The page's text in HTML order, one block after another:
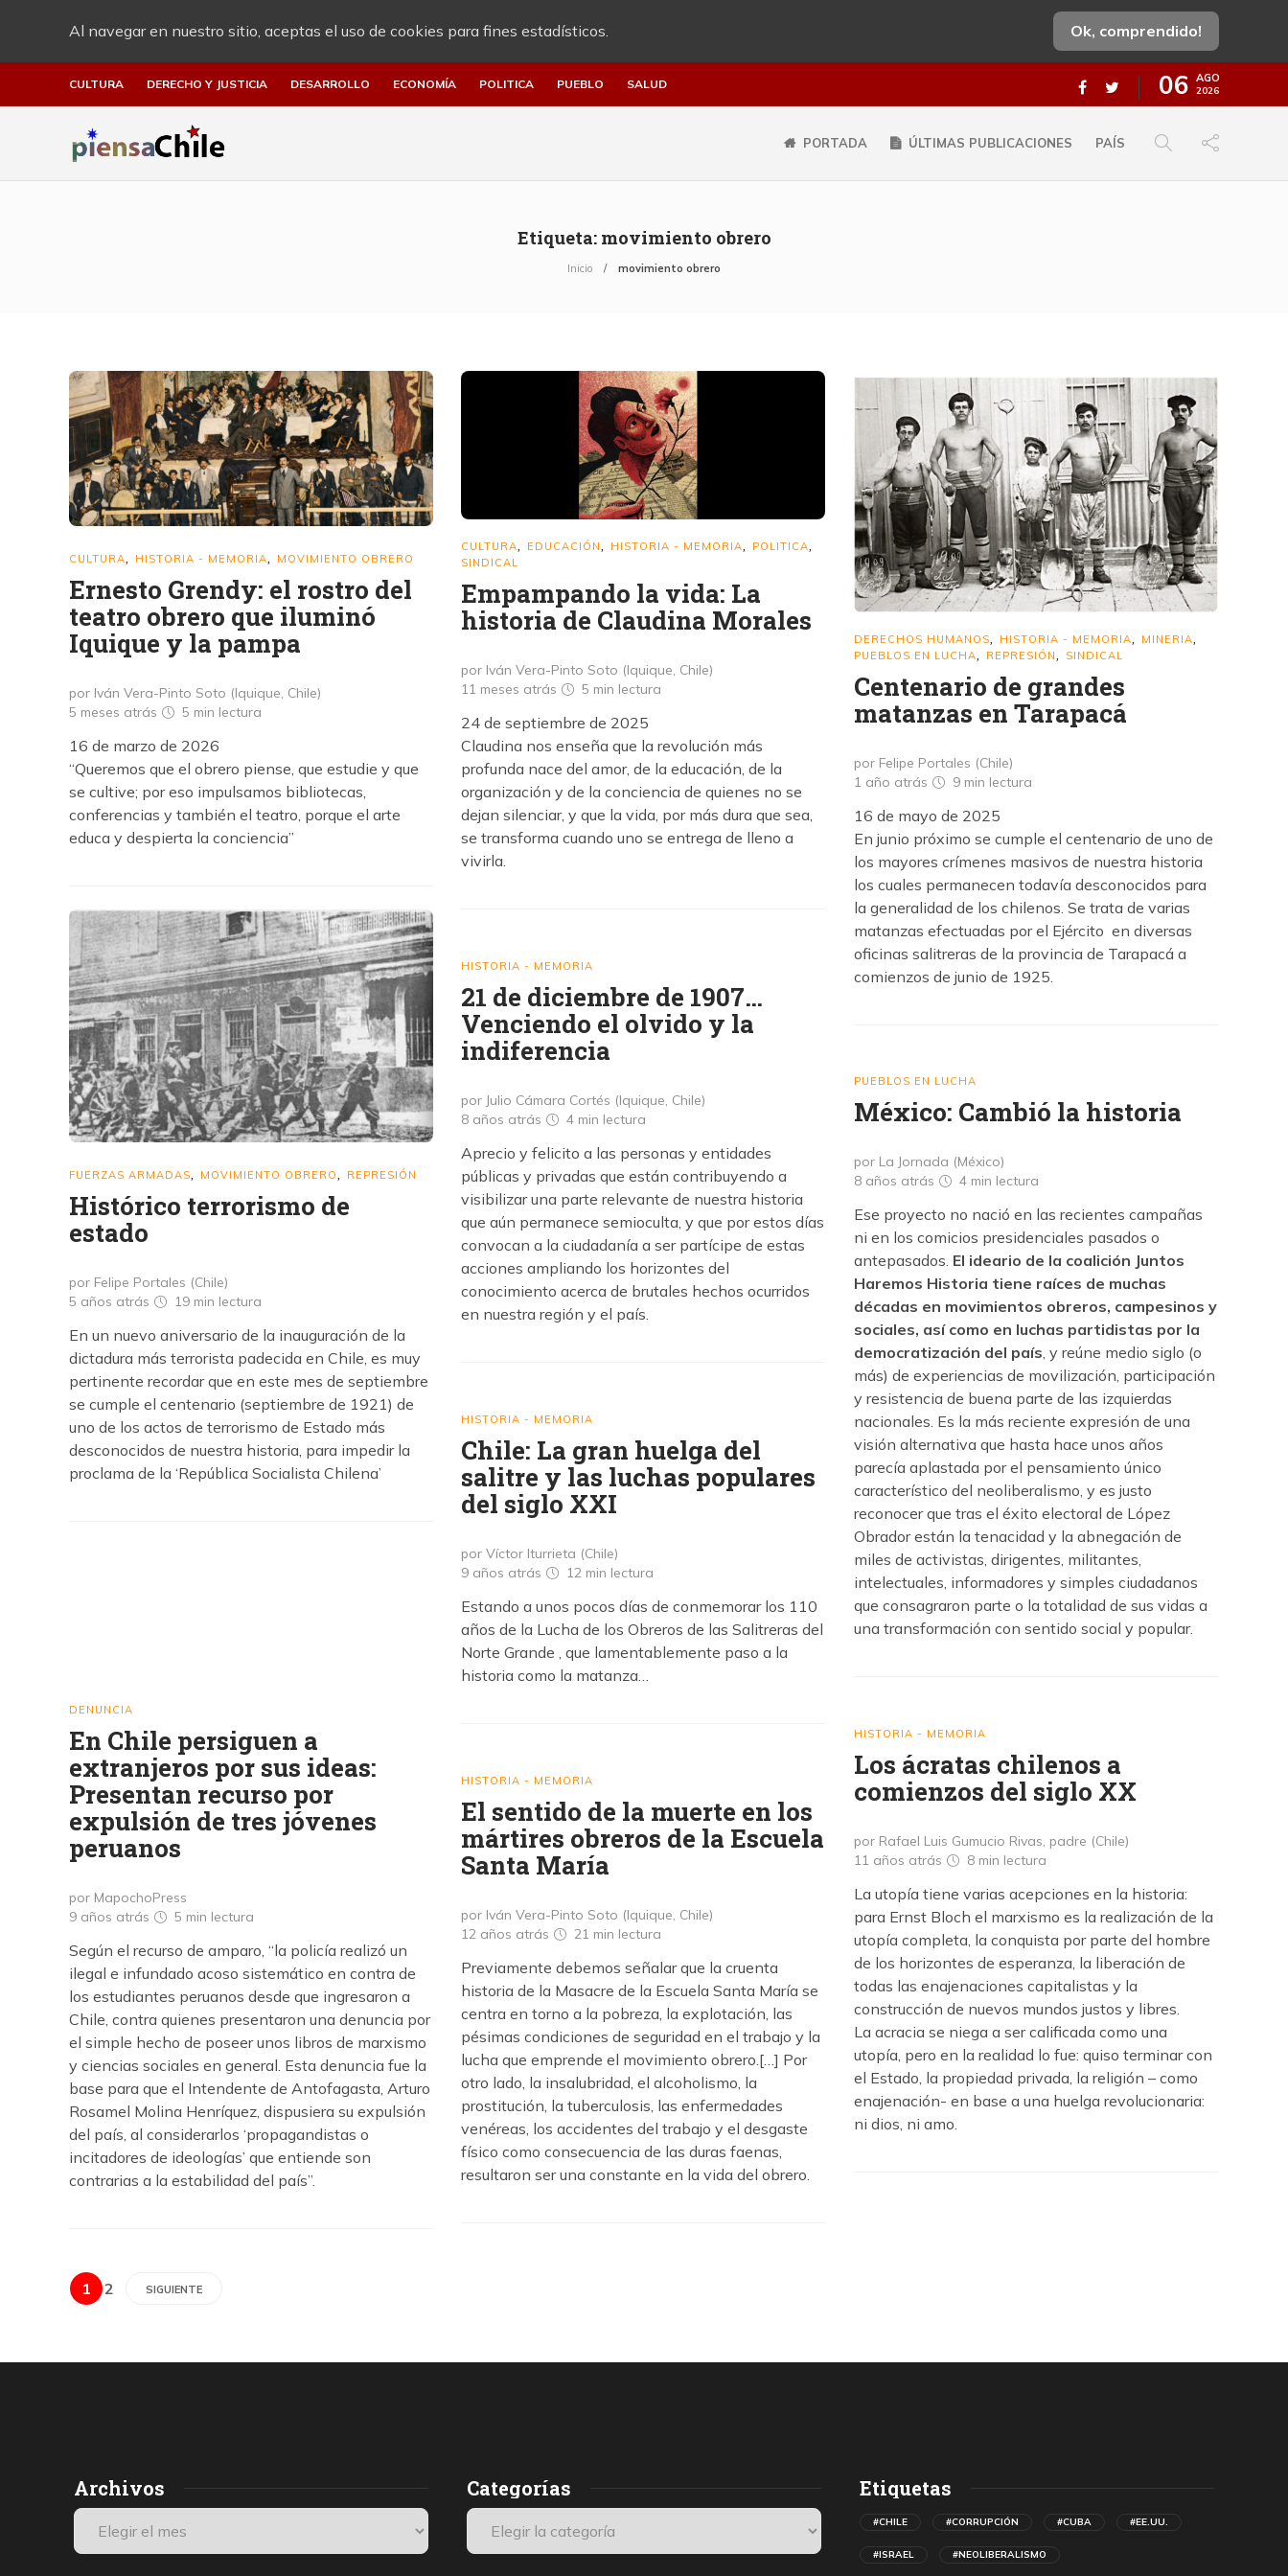
Al navegar en nuestro sitio, aceptas el uso de cookies para fines estadísticos. Ok, comprendido!
CULTURA DERECHO Y JUSTICIA DESARROLLO ECONOMÍA POLITICA PUEBLO SALUD 06 AGO
2026
PORTADA ÚLTIMAS PUBLICACIONES PAÍS
Etiqueta: movimiento obrero
Inicio movimiento obrero
CULTURA HISTORIA - MEMORIA MOVIMIENTO OBRERO
Ernesto Grendy: el rostro del
teatro obrero que iluminó
Iquique y la pampa
por Iván Vera-Pinto Soto (Iquique, Chile)
5 meses atrás
5 min lectura
16 de marzo de 2026
“Queremos que el obrero piense, que estudie y que
se cultive; por eso impulsamos bibliotecas,
conferencias y también el teatro, porque el arte
educa y despierta la conciencia”
CULTURA, EDUCACIÓN, HISTORIA - MEMORIA, POLITICA,
SINDICAL
Empampando la vida: La
historia de Claudina Morales
por Iván Vera-Pinto Soto (Iquique, Chile)
11 meses atrás
5 min lectura
24 de septiembre de 2025
Claudina nos enseña que la revolución más
profunda nace del amor, de la educación, de la
organización y de la conciencia de quienes no se
dejan silenciar, y que la vida, por más dura que sea,
se transforma cuando uno se entrega de lleno a
vivirla.
DERECHOS HUMANOS HISTORIA - MEMORIA MINERIA
PUEBLOS EN LUCHA REPRESIÓN SINDICAL
Centenario de grandes
matanzas en Tarapacá
por Felipe Portales (Chile)
1 año atrás
9 min lectura
16 de mayo de 2025
En junio próximo se cumple el centenario de uno de
los mayores crímenes masivos de nuestra historia
los cuales permanecen todavía desconocidos para
la generalidad de los chilenos. Se trata de varias
matanzas efectuadas por el Ejército en diversas
oficinas salitreras de la provincia de Tarapacá a
comienzos de junio de 1925.
FUERZAS ARMADAS MOVIMIENTO OBRERO REPRESIÓN
Histórico terrorismo de
estado
por Felipe Portales (Chile)
5 años atrás
19 min lectura
En un nuevo aniversario de la inauguración de la
dictadura más terrorista padecida en Chile, es muy
pertinente recordar que en este mes de septiembre
se cumple el centenario (septiembre de 1921) de
uno de los actos de terrorismo de Estado más
desconocidos de nuestra historia, para impedir la
proclama de la ‘República Socialista Chilena’
HISTORIA - MEMORIA
21 de diciembre de 1907…
Venciendo el olvido y la
indiferencia
por Julio Cámara Cortés (Iquique, Chile)
8 años atrás
4 min lectura
Aprecio y felicito a las personas y entidades
públicas y privadas que están contribuyendo a
visibilizar una parte relevante de nuestra historia
que aún permanece semioculta, y que por estos días
convocan a la ciudadanía a ser partícipe de estas
acciones ampliando los horizontes del
conocimiento acerca de brutales hechos ocurridos
en nuestra región y el país.
PUEBLOS EN LUCHA
México: Cambió la historia
por La Jornada (México)
8 años atrás
4 min lectura
Ese proyecto no nació en las recientes campañas
ni en los comicios presidenciales pasados o
antepasados. El ideario de la coalición Juntos
Haremos Historia tiene raíces de muchas
décadas en movimientos obreros, campesinos y
sociales, así como en luchas partidistas por la
democratización del país, y reúne medio siglo (o
más) de experiencias de movilización, participación
y resistencia de buena parte de las izquierdas
nacionales. Es la más reciente expresión de una
visión alternativa que hasta hace unos años
parecía aplastada por el pensamiento único
característico del neoliberalismo, y es justo
reconocer que tras el éxito electoral de López
Obrador están la tenacidad y la abnegación de
miles de activistas, dirigentes, militantes,
intelectuales, informadores y simples ciudadanos
que consagraron parte o la totalidad de sus vidas a
una transformación con sentido social y popular.
HISTORIA - MEMORIA
Chile: La gran huelga del
salitre y las luchas populares
del siglo XXI
por Víctor Iturrieta (Chile)
9 años atrás
12 min lectura
Estando a unos pocos días de conmemorar los 110
años de la Lucha de los Obreros de las Salitreras del
Norte Grande , que lamentablemente paso a la
historia como la matanza…
DENUNCIA
En Chile persiguen a
extranjeros por sus ideas:
Presentan recurso por
expulsión de tres jóvenes
peruanos
por MapochoPress
9 años atrás
5 min lectura
Según el recurso de amparo, “la policía realizó un
ilegal e infundado acoso sistemático en contra de
los estudiantes peruanos desde que ingresaron a
Chile, contra quienes presentaron una denuncia por
el simple hecho de poseer unos libros de marxismo
y ciencias sociales en general. Esta denuncia fue la
base para que el Intendente de Antofagasta, Arturo
Rosamel Molina Henríquez, dispusiera su expulsión
del país, al considerarlos ‘propagandistas o
incitadores de ideologías’ que entiende son
contrarias a la estabilidad del país”.
HISTORIA - MEMORIA
Los ácratas chilenos a
comienzos del siglo XX
por Rafael Luis Gumucio Rivas, padre (Chile)
11 años atrás
8 min lectura
La utopía tiene varias acepciones en la historia:
para Ernst Bloch el marxismo es la realización de la
utopía completa, la conquista por parte del hombre
de los horizontes de esperanza, la liberación de
todas las enajenaciones capitalistas y la
construcción de nuevos mundos justos y libres.
La acracia se niega a ser calificada como una
utopía, pero en la realidad lo fue: quiso terminar con
el Estado, la propiedad privada, la religión – como
enajenación- en base a una huelga revolucionaria:
ni dios, ni amo.
HISTORIA - MEMORIA
El sentido de la muerte en los
mártires obreros de la Escuela
Santa María
por Iván Vera-Pinto Soto (Iquique, Chile)
12 años atrás
21 min lectura
Previamente debemos señalar que la cruenta
historia de la Masacre de la Escuela Santa María se
centra en torno a la pobreza, la explotación, las
pésimas condiciones de seguridad en el trabajo y la
lucha que emprende el movimiento obrero.[…] Por
otro lado, la insalubridad, el alcoholismo, la
prostitución, la tuberculosis, las enfermedades
venéreas, los accidentes del trabajo y el desgaste
físico como consecuencia de las duras faenas,
resultaron ser una constante en la vida del obrero.
1 2 SIGUIENTE
Archivos Categorías Etiquetas
#CHILE #CORRUPCIÓN #CUBA #EE.UU.
#ISRAEL #NEOLIBERALISMO